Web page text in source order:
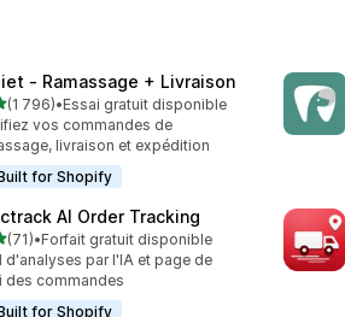
‑ Ramassage + Livraison
sur 5
(1 796)
avis au total
•Essai gratuit disponible
vos commandes de
livraison et expédition
for Shopify
AI Order Tracking
sur 5
(71)au total
•Forfait gratuit disponible
d'analyses par l'IA et page de
des commandes
for Shopify